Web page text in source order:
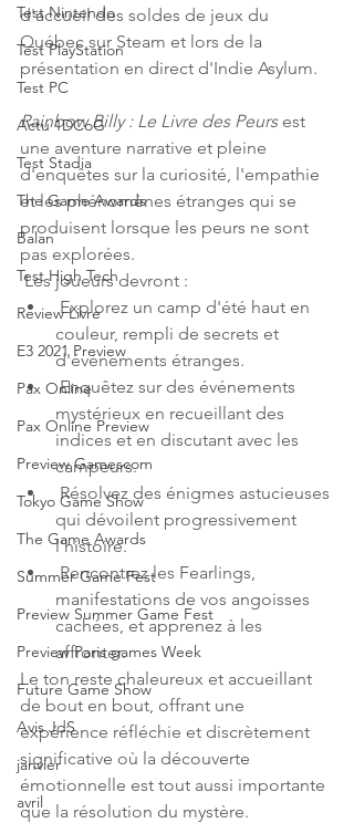
Test Nintendo
Test PlayStation
Test PC
Actu 1DCoG
Test Stadia
The Game Awards
Balan
Test High Tech
Review Livre
E3 2021 Preview
Pax Online
Pax Online Preview
Preview Gamescom
Tokyo Game Show
The Game Awards
Summer Game Fest
Preview Summer Game Fest
Preview Paris games Week
Future Game Show
Avis JdS
janvier
avril
d'accueil des soldes de jeux du
Québec sur Steam et lors de la
présentation en direct d'Indie Asylum.
Rainbow Billy : Le Livre des Peurs est
une aventure narrative et pleine
d'enquêtes sur la curiosité, l'empathie
et les phénomènes étranges qui se
produisent lorsque les peurs ne sont
pas explorées.
Les joueurs devront :
Explorez un camp d'été haut en
couleur, rempli de secrets et
d'événements étranges.
Enquêtez sur des événements
mystérieux en recueillant des
indices et en discutant avec les
campeurs.
Résolvez des énigmes astucieuses
qui dévoilent progressivement
l'histoire.
Rencontrez les Fearlings,
manifestations de vos angoisses
cachées, et apprenez à les
affronter.
Le ton reste chaleureux et accueillant
de bout en bout, offrant une
expérience réfléchie et discrètement
significative où la découverte
émotionnelle est tout aussi importante
que la résolution du mystère.